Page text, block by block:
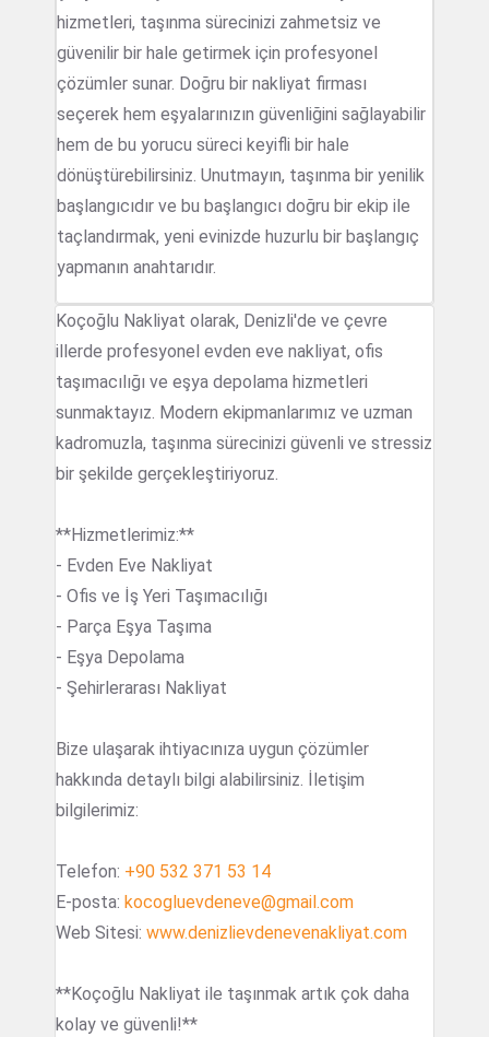
hizmetleri, taşınma sürecinizi zahmetsiz ve
güvenilir bir hale getirmek için profesyonel
çözümler sunar. Doğru bir nakliyat firması
seçerek hem eşyalarınızın güvenliğini sağlayabilir
hem de bu yorucu süreci keyifli bir hale
dönüştürebilirsiniz. Unutmayın, taşınma bir yenilik
başlangıcıdır ve bu başlangıcı doğru bir ekip ile
taçlandırmak, yeni evinizde huzurlu bir başlangıç
yapmanın anahtarıdır.
Koçoğlu Nakliyat olarak, Denizli'de ve çevre
illerde profesyonel evden eve nakliyat, ofis
taşımacılığı ve eşya depolama hizmetleri
sunmaktayız. Modern ekipmanlarımız ve uzman
kadromuzla, taşınma sürecinizi güvenli ve stressiz
bir şekilde gerçekleştiriyoruz.
**Hizmetlerimiz:**
- Evden Eve Nakliyat
- Ofis ve İş Yeri Taşımacılığı
- Parça Eşya Taşıma
- Eşya Depolama
- Şehirlerarası Nakliyat
Bize ulaşarak ihtiyacınıza uygun çözümler
hakkında detaylı bilgi alabilirsiniz. İletişim
bilgilerimiz:
Telefon: +90 532 371 53 14
E-posta: kocogluevdeneve@gmail.com
Web Sitesi: www.denizlievdenevenakliyat.com
**Koçoğlu Nakliyat ile taşınmak artık çok daha
kolay ve güvenli!**